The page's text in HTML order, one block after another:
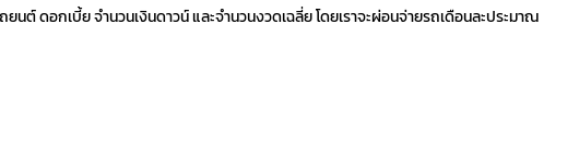
ต์ ดอกเบี้ย จำนวนเงินดาวน์ และจำนวนงวดเฉลี่ย โดยเราจะผ่อนจ่ายรถเดือนละประมาณ